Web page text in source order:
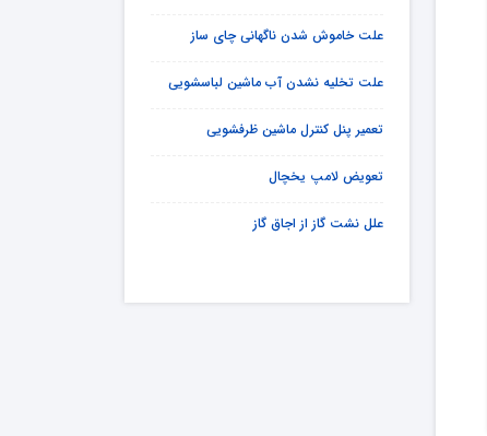
علت خاموش شدن ناگهانی چای ساز
علت تخلیه نشدن آب ماشین لباسشویی
تعمیر پنل کنترل ماشین ظرفشویی
تعویض لامپ یخچال
علل نشت گاز از اجاق گاز